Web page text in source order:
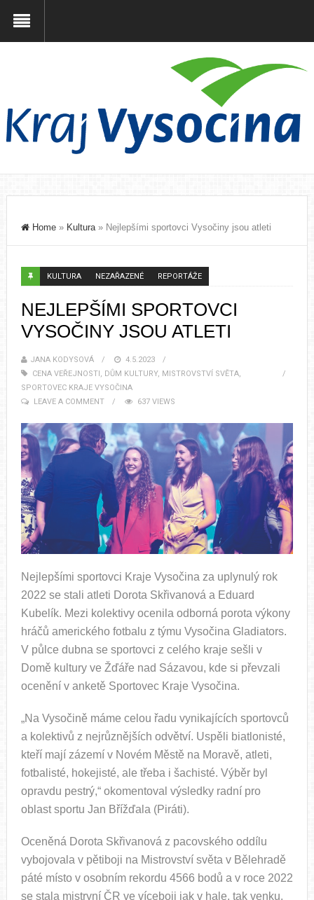
Home» Kultura» Nejlepšími sportovci Vysočiny jsou atleti
KULTURA NEZAŘAZENÉ REPORTÁŽE
NEJLEPŠÍMI SPORTOVCI
VYSOČINY JSOU ATLETI
JANA KODYSOVÁ
4.5.2023
CENA VEŘEJNOSTI , DŮM KULTURY, MISTROVSTVÍ SVĚTA,
SPORTOVEC KRAJE VYSOČINA
LEAVE A COMMENT
637 VIEWS
Nejlepšími sportovci Kraje Vysočina za uplynulý rok
2022 se stali atleti Dorota Skřivanová a Eduard
Kubelík. Mezi kolektivy ocenila odborná porota výkony
hráčů amerického fotbalu z týmu Vysočina Gladiators.
V půlce dubna se sportovci z celého kraje sešli v
Domě kultury ve Žďáře nad Sázavou, kde si převzali
ocenění v anketě Sportovec Kraje Vysočina.
„Na Vysočině máme celou řadu vynikajících sportovců
a kolektivů z nejrůznějších odvětví. Uspěli biatlonisté,
kteří mají zázemí v Novém Městě na Moravě, atleti,
fotbalisté, hokejisté, ale třeba i šachisté. Výběr byl
opravdu pestrý,“ okomentoval výsledky radní pro
oblast sportu Jan Břížďala (Piráti).
Oceněná Dorota Skřivanová z pacovského oddílu
vybojovala v pětiboji na Mistrovství světa v Bělehradě
páté místo v osobním rekordu 4566 bodů a v roce 2022
se stala mistryní ČR ve víceboji jak v hale, tak venku.